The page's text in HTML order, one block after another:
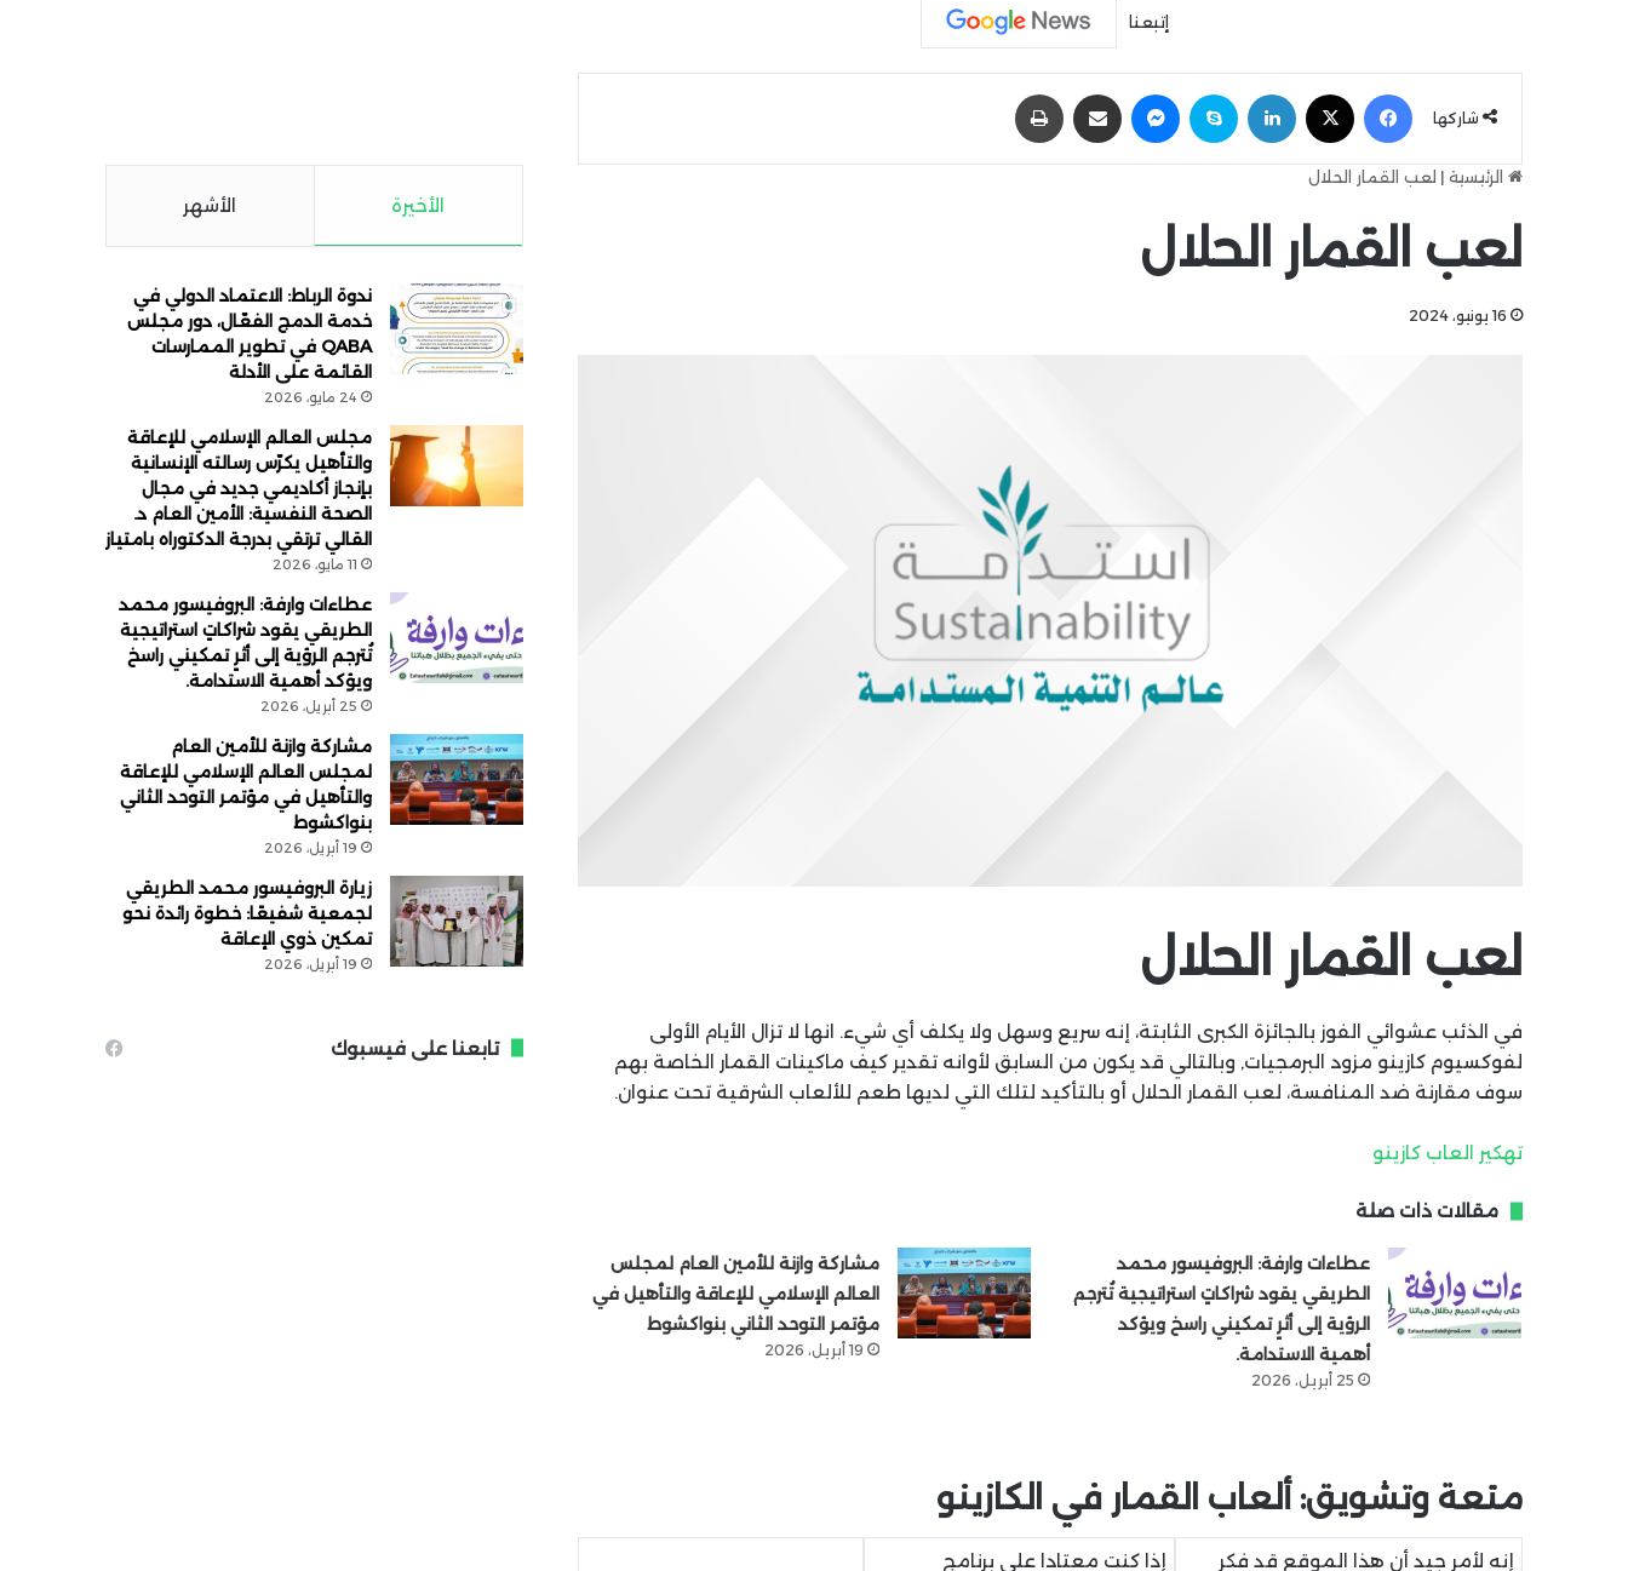
إتبعنا
شاركها
فيسبوك لينكدإن سكايب ماسنجر مشاركة عبر البريد
الرئيسية | لعب القمار الحلال
لعب القمار الحلال
16 يونيو، 2024
لعب القمار الحلال
في الذئب عشوائي الفوز بالجائزة الكبرى الثابتة، إنه سريع وسهل ولا يكلف أي شيء. انها لا تزال الأيام الأولى
لفوكسيوم كازينو مزود البرمجيات, وبالتالي قد يكون من السابق لأوانه تقدير كيف ماكينات القمار الخاصة بهم
سوف مقارنة ضد المنافسة، لعب القمار الحلال أو بالتأكيد لتلك التي لديها طعم للألعاب الشرقية تحت عنوان.
تهكير العاب كازينو
مقالات ذات صلة
عطاءات وارفة: البروفيسور محمد
الطريقي يقود شراكاتٍ استراتيجية تُترجم
الرؤية إلى أثرٍ تمكيني راسخ ويؤكد
أهمية الاستدامة.
25 أبريل، 2026
مشاركة وازنة للأمين العام لمجلس
العالم الإسلامي للإعاقة والتأهيل في
مؤتمر التوحد الثاني بنواكشوط
19 أبريل، 2026
متعة وتشويق: ألعاب القمار في الكازينو
إنه لأمر جيد أن هذا الموقع قد فكر إذا كنت معتادا على برنامج
الأخيرة الأشهر
ندوة الرباط: الاعتماد الدولي في
خدمة الدمج الفعّال، دور مجلس
QABA في تطوير الممارسات
القائمة على الأدلة
24 مايو، 2026
مجلس العالم الإسلامي للإعاقة
والتأهيل يكرّس رسالته الإنسانية
بإنجاز أكاديمي جديد في مجال
الصحة النفسية: الأمين العام د.
القالي ترتقي بدرجة الدكتوراه بامتياز
11 مايو، 2026
عطاءات وارفة: البروفيسور محمد
الطريقي يقود شراكاتٍ استراتيجية
تُترجم الرؤية إلى أثرٍ تمكيني راسخ
ويؤكد أهمية الاستدامة.
25 أبريل، 2026
مشاركة وازنة للأمين العام
لمجلس العالم الإسلامي للإعاقة
والتأهيل في مؤتمر التوحد الثاني
بنواكشوط
19 أبريل، 2026
زيارة البروفيسور محمد الطريقي
لجمعية شفيعًا: خطوة رائدة نحو
تمكين ذوي الإعاقة
19 أبريل، 2026
تابعنا على فيسبوك